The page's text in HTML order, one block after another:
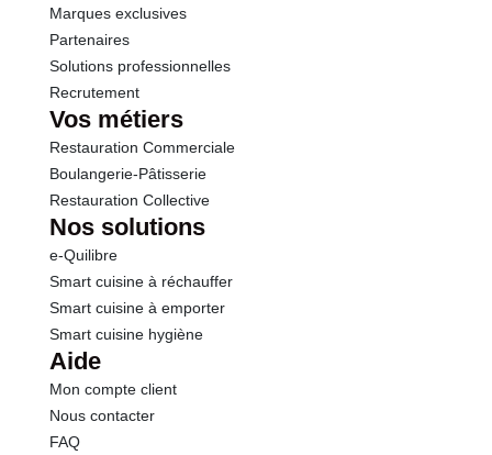
Marques exclusives
Partenaires
Solutions professionnelles
Recrutement
Vos métiers
Restauration Commerciale
Boulangerie-Pâtisserie
Restauration Collective
Nos solutions
e-Quilibre
Smart cuisine à réchauffer
Smart cuisine à emporter
Smart cuisine hygiène
Aide
Mon compte client
Nous contacter
FAQ